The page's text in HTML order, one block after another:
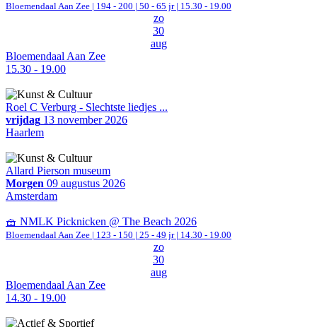
Bloemendaal Aan Zee | 194 - 200 | 50 - 65 jr | 15.30 - 19.00
zo
30
aug
Bloemendaal Aan Zee
15.30 - 19.00
Roel C Verburg - Slechtste liedjes ...
vrijdag 13 november 2026
Haarlem
Allard Pierson museum
Morgen 09 augustus 2026
Amsterdam
🧺 NMLK Picknicken @ The Beach 2026
Bloemendaal Aan Zee | 123 - 150 | 25 - 49 jr | 14.30 - 19.00
zo
30
aug
Bloemendaal Aan Zee
14.30 - 19.00